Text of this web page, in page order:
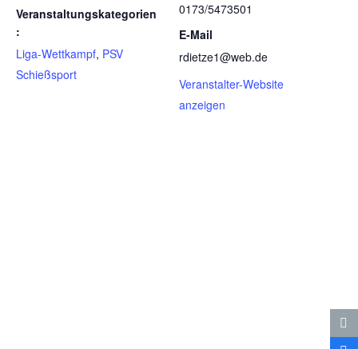
Veranstaltungskategorien
:
Liga-Wettkampf, PSV
Schießsport
0173/5473501
E-Mail
rdietze1@web.de
Veranstalter-Website
anzeigen